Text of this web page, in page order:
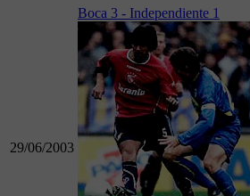
29/06/2003
Boca 3 - Independiente 1